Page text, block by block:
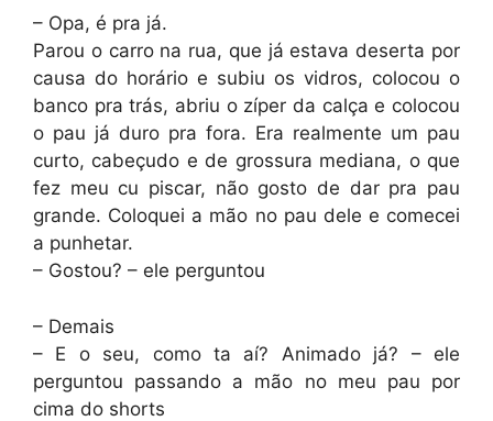
– Opa, é pra já.
Parou o carro na rua, que já estava deserta por
causa do horário e subiu os vidros, colocou o
banco pra trás, abriu o zíper da calça e colocou
o pau já duro pra fora. Era realmente um pau
curto, cabeçudo e de grossura mediana, o que
fez meu cu piscar, não gosto de dar pra pau
grande. Coloquei a mão no pau dele e comecei
a punhetar.
– Gostou? – ele perguntou
– Demais
– E o seu, como ta aí? Animado já? – ele
perguntou passando a mão no meu pau por
cima do shorts